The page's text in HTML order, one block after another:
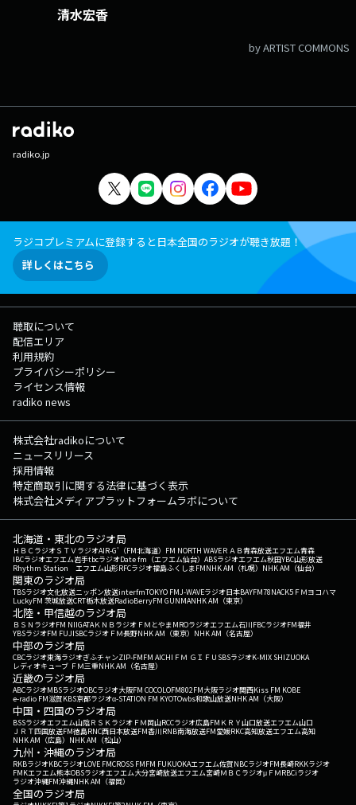
清水宏香
by ARTIST COMMONS
radiko.jp
ラジコプレミアムに登録すると日本全国のラジオが聴き放題！
詳しくはこちら
聴取について
配信エリア
利用規約
プライバシーポリシー
ライセンス情報
radiko news
株式会社radikoについて
ニュースリリース
採用情報
特定商取引に関する法律に基づく表示
株式会社メディアプラットフォームラボについて
北海道・東北のラジオ局
ＨＢＣラジオＳＴＶラジオAIR-G'（FM北海道） FM NORTH WAVEＲＡＢ青森放送エフエム青森
IBCラジオエフエム岩手tbcラジオDate fm（エフエム仙台） ABSラジオエフエム秋田YBC山形放送
Rhythm Station エフエム山形RFCラジオ福島ふくしまFMNHK AM（札幌） NHK AM（仙台）
関東のラジオ局
TBSラジオ文化放送ニッポン放送interfmTOKYO FMJ-WAVEラジオ日本BAYFM78NACK5 ＦＭヨコハマ
LuckyFM 茨城放送CRT栃木放送RadioBerryFM GUNMANHK AM（東京）
北陸・甲信越のラジオ局
ＢＳＮラジオFM NIIGATAＫＮＢラジオ ＦＭとやまMROラジオエフエム石川FBCラジオFM福井
YBSラジオFM FUJISBCラジオ ＦＭ長野NHK AM（東京） NHK AM（名古屋）
中部のラジオ局
CBCラジオ東海ラジオぎふチャンZIP-FMFM AICHI ＦＭ ＧＩＦＵ SBSラジオK-MIX SHIZUOKA
レディオキューブ ＦＭ三重NHK AM（名古屋）
近畿のラジオ局
ABCラジオMBSラジオOBCラジオ大阪FM COCOLOFM802FM大阪ラジオ関西Kiss FM KOBE
e-radio FM滋賀KBS京都ラジオα-STATION FM KYOTOwbs和歌山放送NHK AM（大阪）
中国・四国のラジオ局
BSSラジオエフエム山陰ＲＳＫラジオ ＦＭ岡山RCCラジオ広島FM ＫＲＹ山口放送エフエム山口
ＪＲＴ四国放送FM徳島RNC西日本放送FM香川RNB南海放送FM愛媛RKC高知放送エフエム高知
NHK AM（広島） NHK AM（松山）
九州・沖縄のラジオ局
RKBラジオKBCラジオLOVE FMCROSS FMFM FUKUOKAエフエム佐賀NBCラジオFM長崎RKKラジオ
FMKエフエム熊本OBSラジオエフエム大分宮崎放送エフエム宮崎ＭＢＣラジオμＦＭRBCiラジオ
ラジオ沖縄FM沖縄NHK AM（福岡）
全国のラジオ局